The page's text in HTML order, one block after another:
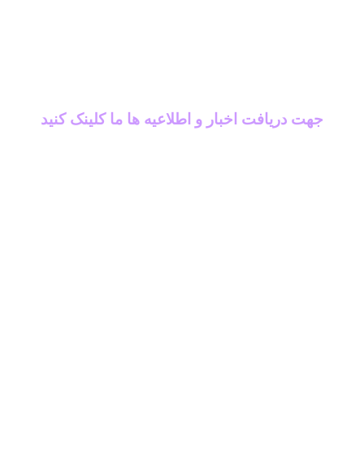
جهت دریافت اخبار و اطلاعیه ها ما کلینک کنید